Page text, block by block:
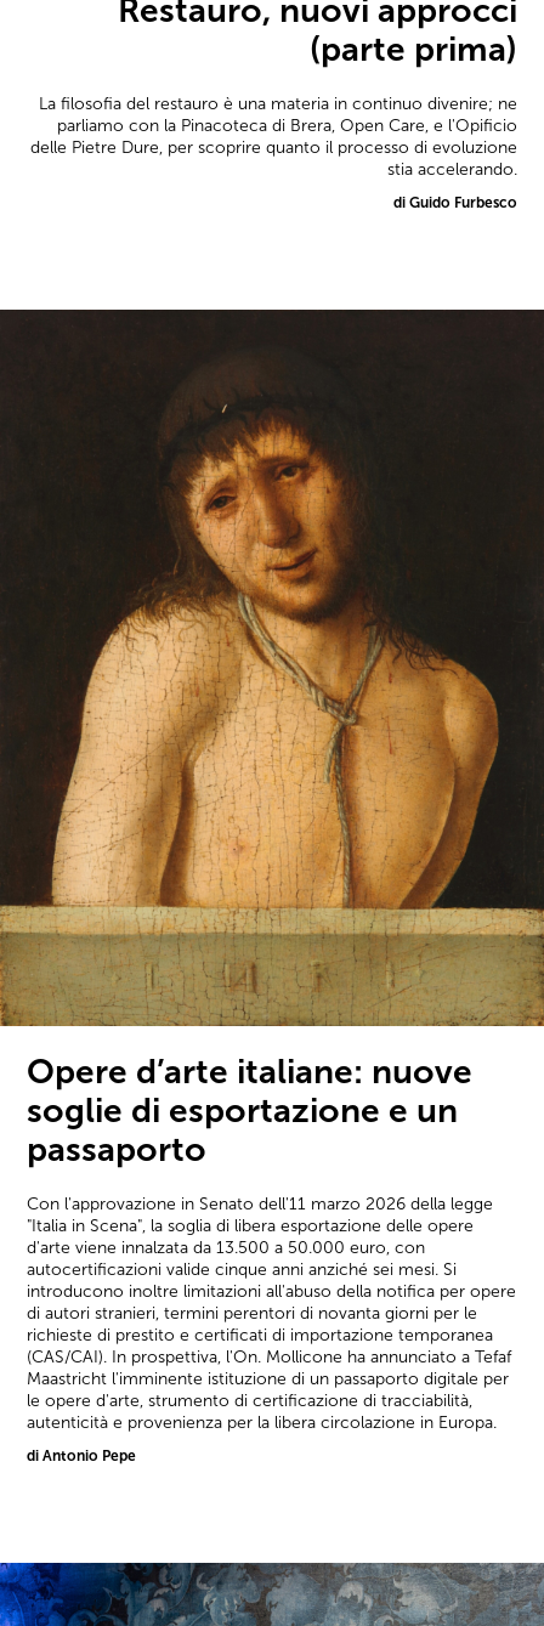
Restauro, nuovi approcci
(parte prima)
La filosofia del restauro è una materia in continuo divenire; ne
parliamo con la Pinacoteca di Brera, Open Care, e l'Opificio
delle Pietre Dure, per scoprire quanto il processo di evoluzione
stia accelerando.
di Guido Furbesco
Opere d’arte italiane: nuove
soglie di esportazione e un
passaporto
Con l'approvazione in Senato dell'11 marzo 2026 della legge
"Italia in Scena", la soglia di libera esportazione delle opere
d'arte viene innalzata da 13.500 a 50.000 euro, con
autocertificazioni valide cinque anni anziché sei mesi. Si
introducono inoltre limitazioni all'abuso della notifica per opere
di autori stranieri, termini perentori di novanta giorni per le
richieste di prestito e certificati di importazione temporanea
(CAS/CAI). In prospettiva, l'On. Mollicone ha annunciato a Tefaf
Maastricht l'imminente istituzione di un passaporto digitale per
le opere d'arte, strumento di certificazione di tracciabilità,
autenticità e provenienza per la libera circolazione in Europa.
di Antonio Pepe